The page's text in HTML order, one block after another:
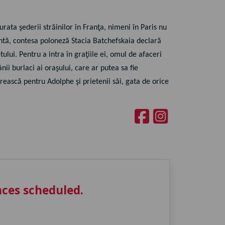
şederii străinilor în Franţa, nimeni în Paris nu
contesa poloneză Stacia Batchefskaia declară
Pentru a intra în graţiile ei, omul de afaceri
burlaci ai oraşului, care ar putea sa fie
pentru Adolphe şi prietenii săi, gata de orice
scheduled.